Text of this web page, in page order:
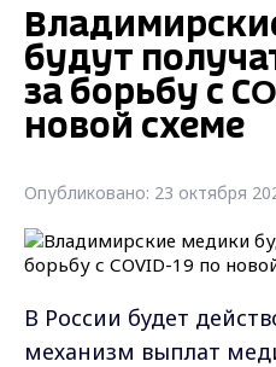
будут
за борьбу с
новой схеме
Опубликовано: 23 октября
В России будет
механизм выплат